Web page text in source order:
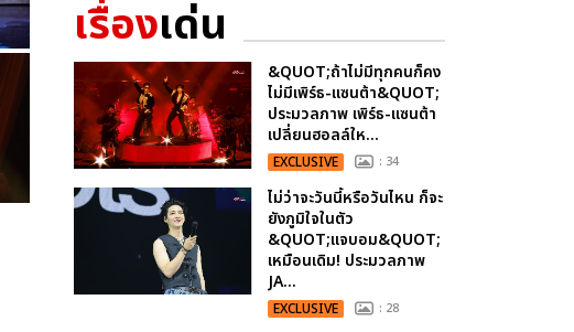
เรื่องเด่น
&QUOT;ถ้าไม่มีทุกคนก็คง
ไม่มีเพิร์ธ-แซนต้า&QUOT;
ประมวลภาพ เพิร์ธ-แซนต้า
เปลี่ยนฮอลล์ให...
EXCLUSIVE : 34
ไม่ว่าจะวันนี้หรือวันไหน ก็จะ
ยังภูมิใจในตัว
&QUOT;แจบอม&QUOT;
เหมือนเดิม! ประมวลภาพ
JA...
EXCLUSIVE : 28